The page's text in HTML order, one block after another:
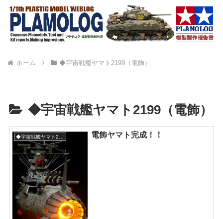
ホーム ◆宇宙戦艦ヤマト2199（電飾）
◆宇宙戦艦ヤマト2199（電飾）
電飾ヤマト完成！！